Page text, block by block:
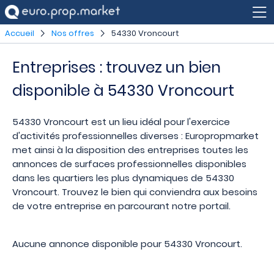
Accueil Nos offres 54330 Vroncourt
Entreprises : trouvez un bien
disponible à 54330 Vroncourt
54330 Vroncourt est un lieu idéal pour l'exercice
d'activités professionnelles diverses : Europropmarket
met ainsi à la disposition des entreprises toutes les
annonces de surfaces professionnelles disponibles
dans les quartiers les plus dynamiques de 54330
Vroncourt. Trouvez le bien qui conviendra aux besoins
de votre entreprise en parcourant notre portail.
Aucune annonce disponible pour 54330 Vroncourt.